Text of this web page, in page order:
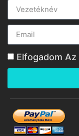
Elfogadom Az